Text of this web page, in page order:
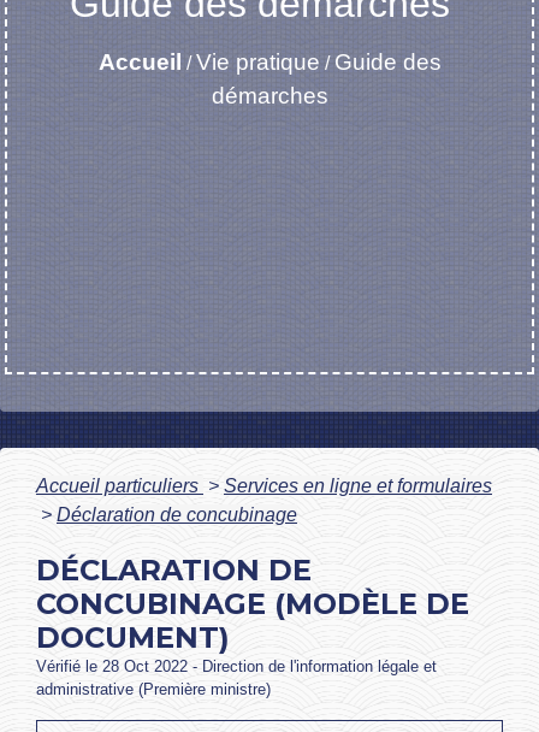
Accueil /Vie pratique / Guide des
démarches
Accueil particuliers > Services en ligne et formulaires
> Déclaration de concubinage
DÉCLARATION DE
CONCUBINAGE (MODÈLE DE
DOCUMENT)
Vérifié le 28 Oct 2022 - Direction de l'information légale et
administrative (Première ministre)